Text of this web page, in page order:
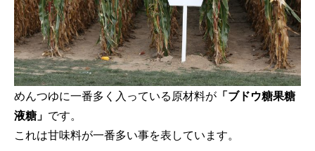
めんつゆに一番多く入っている原材料が 「ブドウ糖果糖
液糖」 です。
これは甘味料が一番多い事を表しています。